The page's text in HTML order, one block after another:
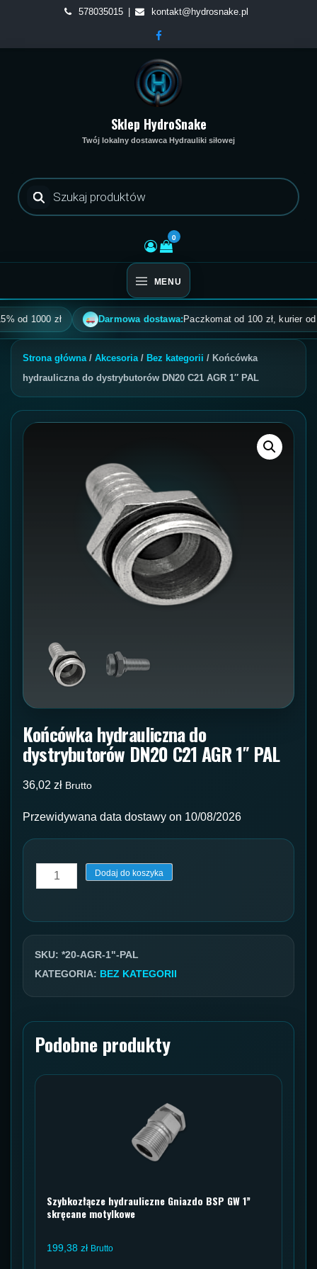
content
578035015 kontakt@hydrosnake.pl
Sklep HydroSnake
Twój lokalny dostawca Hydrauliki siłowej
Wyszukiwarka
produktów
0
MENU
1000 zł Darmowa dostawa:Paczkomat od 100 zł, kurier od
Strona główna/ Akcesoria/ Bez kategorii / Końcówka
hydrauliczna do dystrybutorów DN20 C21 AGR 1″ PAL
Końcówka hydrauliczna do
dystrybutorów DN20 C21 AGR 1″ PAL
36,02 zł Brutto
Przewidywana data dostawy on 10/08/2026
ilość
Końcówka
dystrybutorów
DN20
PAL
Dodaj do koszyka
SKU: *20-AGR-1"-PAL
KATEGORIA: BEZ KATEGORII
Podobne produkty
Szybkozłącze hydrauliczne Gniazdo BSP GW 1”
skręcane motylkowe
199,38 zł Brutto